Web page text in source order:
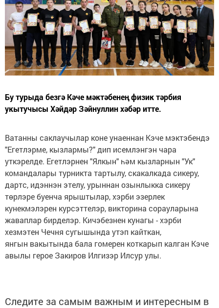
Бу турыда безгә Кәче мәктәбенең физик тәрбия
укытучысы Хәйдәр Зәйнуллин хәбәр итте.
Ватанны саклаучылар коне унаеннан Кэче мэктэбендэ
"Егетлэрме, кызлармы?" дип исемлэнгэн чара
уткэрелде. Егетлэрнен "Ялкын" һәм кызларнын "Ук"
командалары турникта тартылу, скакалкада сикеру,
дартс, идэннэн этелу, урыннан озынлыкка сикеру
төрлэре буенча ярыштылар, хэрби эзерлек
кунекмэлэрен курсэттелэр, викторина сорауларына
жаваплар бирделэр. Кичэбезнен кунагы - хэрби
хезмэтен Чечня сугышында утэп кайткан,
янгын вакытында бала гомерен коткарып калган Кэче
авылы герое Закиров Илгизэр Илсур улы.
Следите за самым важным и интересным в